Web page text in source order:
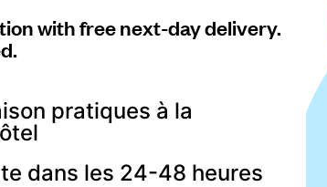
with free next-day delivery.
pratiques à la
dans les 24-48 heures